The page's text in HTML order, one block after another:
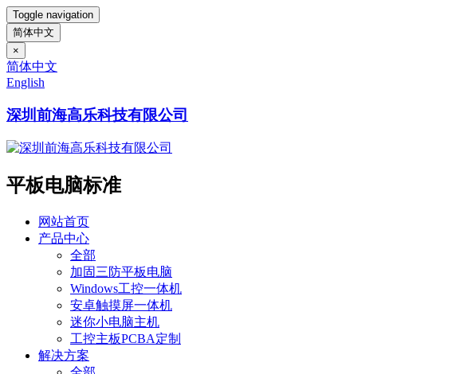
Toggle navigation
简体中文
×
简体中文
English
深圳前海高乐科技有限公司
平板电脑标准
网站首页
产品中心
全部
加固三防平板电脑
Windows工控一体机
安卓触摸屏一体机
迷你小电脑主机
工控主板PCBA定制
解决方案